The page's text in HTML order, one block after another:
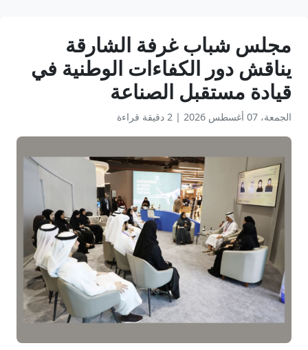
مجلس شباب غرفة الشارقة
يناقش دور الكفاءات الوطنية في
قيادة مستقبل الصناعة
الجمعة، 07 أغسطس 2026 | 2 دقيقة قراءة